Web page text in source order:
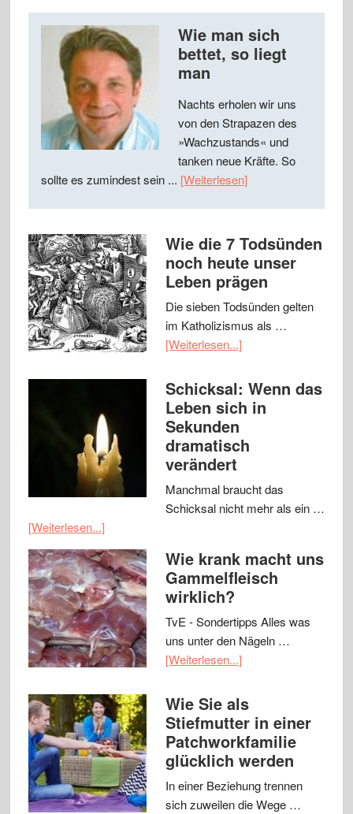
Wie man sich
bettet, so liegt
man
Nachts erholen wir uns
von den Strapazen des
»Wachzustands« und
tanken neue Kräfte. So
sollte es zumindest sein ... [Weiterlesen]
Wie die 7 Todsünden
noch heute unser
Leben prägen
Die sieben Todsünden gelten
im Katholizismus als …
[Weiterlesen...]
Schicksal: Wenn das
Leben sich in
Sekunden
dramatisch
verändert
Manchmal braucht das
Schicksal nicht mehr als ein …
[Weiterlesen...]
Wie krank macht uns
Gammelfleisch
wirklich?
TvE - Sondertipps Alles was
uns unter den Nägeln …
[Weiterlesen...]
Wie Sie als
Stiefmutter in einer
Patchworkfamilie
glücklich werden
In einer Beziehung trennen
sich zuweilen die Wege …